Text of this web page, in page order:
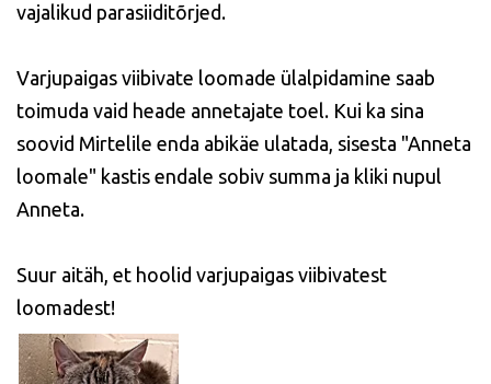
vajalikud parasiiditõrjed.
Varjupaigas viibivate loomade ülalpidamine saab
toimuda vaid heade annetajate toel. Kui ka sina
soovid Mirtelile enda abikäe ulatada, sisesta "Anneta
loomale" kastis endale sobiv summa ja kliki nupul
Anneta.
Suur aitäh, et hoolid varjupaigas viibivatest
loomadest!